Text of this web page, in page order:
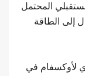
المحتمل
إلى الطاقة
لأوكسفام في